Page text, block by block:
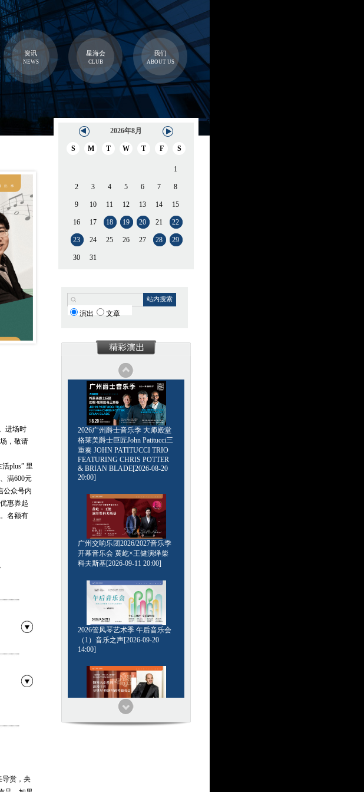
资讯
NEWS
星海会
CLUB
我们
ABOUT US
进场时
，敬请
plus” 里
满600元
公众号内
惠券起
名额有
导赏，央
2026年8月
S M T W T F S
1
2 3 4 5 6 7 8
9 10 11 12 13 14 15
16 17 18 19 20 21 22
23 24 25 26 27 28 29
30 31
站内搜索
演出 文章
2026广州爵士音乐季 大师殿堂
格莱美爵士巨匠John Patitucci三
重奏 JOHN PATITUCCI TRIO
FEATURING CHRIS POTTER
& BRIAN BLADE[2026-08-20
20:00]
广州交响乐团2026/2027音乐季
开幕音乐会 黄屹×王健演绎柴
科夫斯基[2026-09-11 20:00]
2026管风琴艺术季 午后音乐会
（1）音乐之声[2026-09-20
14:00]
钢琴名家系列 浪漫王者 基里尔
·格斯坦钢琴独奏会[2026-09-24